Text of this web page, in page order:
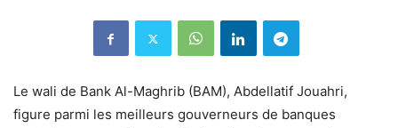
Le wali de Bank Al-Maghrib (BAM), Abdellatif Jouahri,
figure parmi les meilleurs gouverneurs de banques